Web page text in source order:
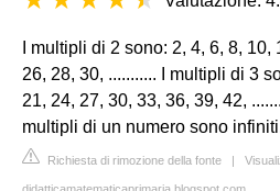
I multipli di 2 sono: 2, 4, 6, 8,
26, 28, 30, ........... I multipli di 3
21, 24, 27, 30, 33, 36, 39, 42,
multipli di un numero sono
Richiesta di rimozione della fonte |